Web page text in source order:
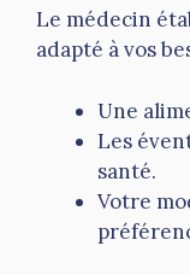
Le médecin
adapté à vos
Une
Les
santé.
Votre